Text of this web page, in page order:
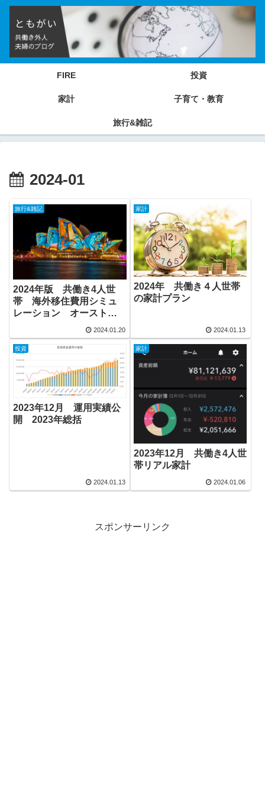
FIRE 投資
家計 子育て・教育
旅行&雑記
2024-01
旅行&雑記
2024年版 共働き4人世
帯 海外移住費用シミュ
レーション オーストラ
2024.01.20
家計
2024年 共働き４人世帯
の家計プラン
2024.01.13
投資
2023年12月 運用実績公
開 2023年総括
2024.01.13
家計
2023年12月 共働き4人世
帯リアル家計
2024.01.06
スポンサーリンク